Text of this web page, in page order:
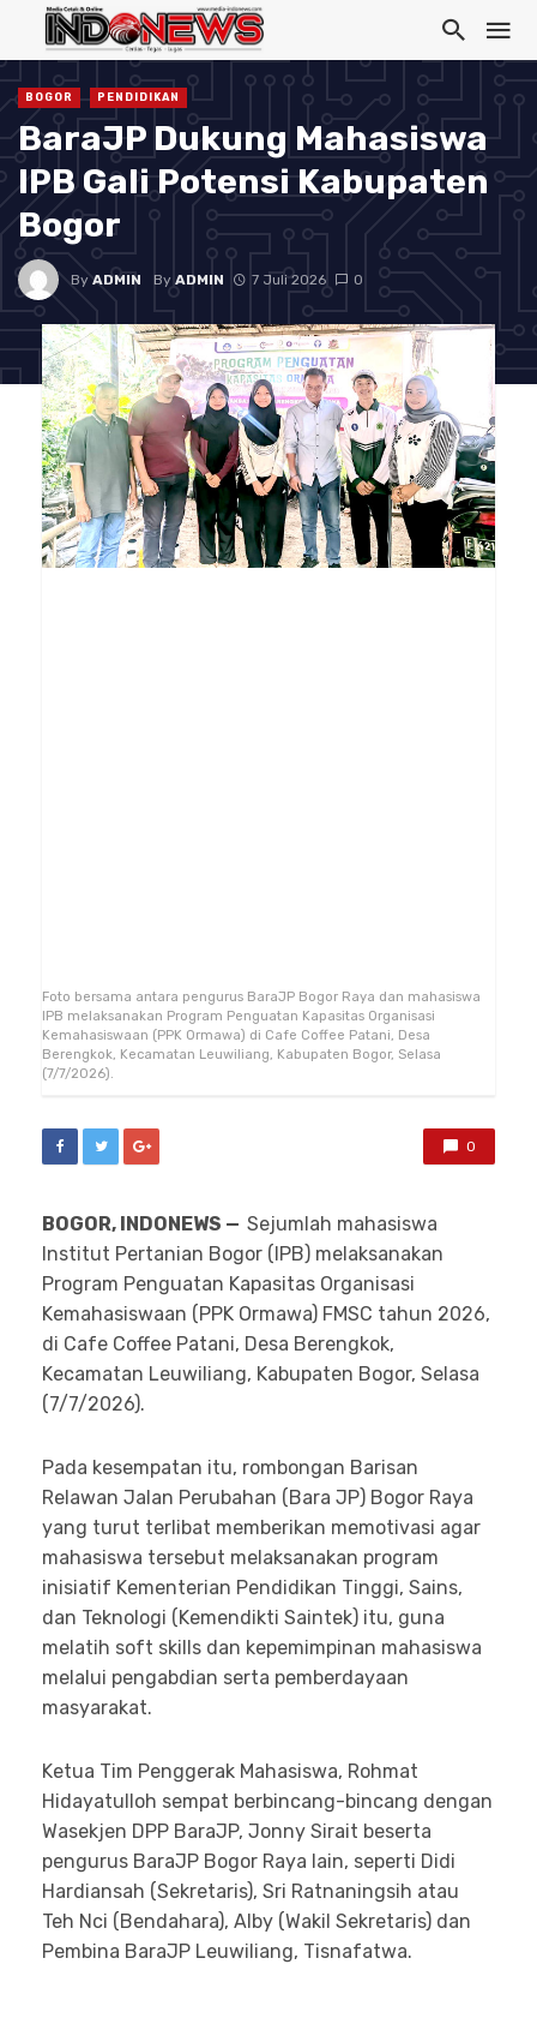
BOGOR PENDIDIKAN
BaraJP Dukung Mahasiswa
IPB Gali Potensi Kabupaten
Bogor
ByADMIN ByADMIN 7 Juli 2026 0
Foto bersama antara pengurus BaraJP Bogor Raya dan mahasiswa
IPB melaksanakan Program Penguatan Kapasitas Organisasi
Kemahasiswaan (PPK Ormawa) di Cafe Coffee Patani, Desa
Berengkok, Kecamatan Leuwiliang, Kabupaten Bogor, Selasa
(7/7/2026).
0
BOGOR, INDONEWS — Sejumlah mahasiswa
Institut Pertanian Bogor (IPB) melaksanakan
Program Penguatan Kapasitas Organisasi
Kemahasiswaan (PPK Ormawa) FMSC tahun 2026,
di Cafe Coffee Patani, Desa Berengkok,
Kecamatan Leuwiliang, Kabupaten Bogor, Selasa
(7/7/2026).
Pada kesempatan itu, rombongan Barisan
Relawan Jalan Perubahan (Bara JP) Bogor Raya
yang turut terlibat memberikan memotivasi agar
mahasiswa tersebut melaksanakan program
inisiatif Kementerian Pendidikan Tinggi, Sains,
dan Teknologi (Kemendikti Saintek) itu, guna
melatih soft skills dan kepemimpinan mahasiswa
melalui pengabdian serta pemberdayaan
masyarakat.
Ketua Tim Penggerak Mahasiswa, Rohmat
Hidayatulloh sempat berbincang-bincang dengan
Wasekjen DPP BaraJP, Jonny Sirait beserta
pengurus BaraJP Bogor Raya lain, seperti Didi
Hardiansah (Sekretaris), Sri Ratnaningsih atau
Teh Nci (Bendahara), Alby (Wakil Sekretaris) dan
Pembina BaraJP Leuwiliang, Tisnafatwa.